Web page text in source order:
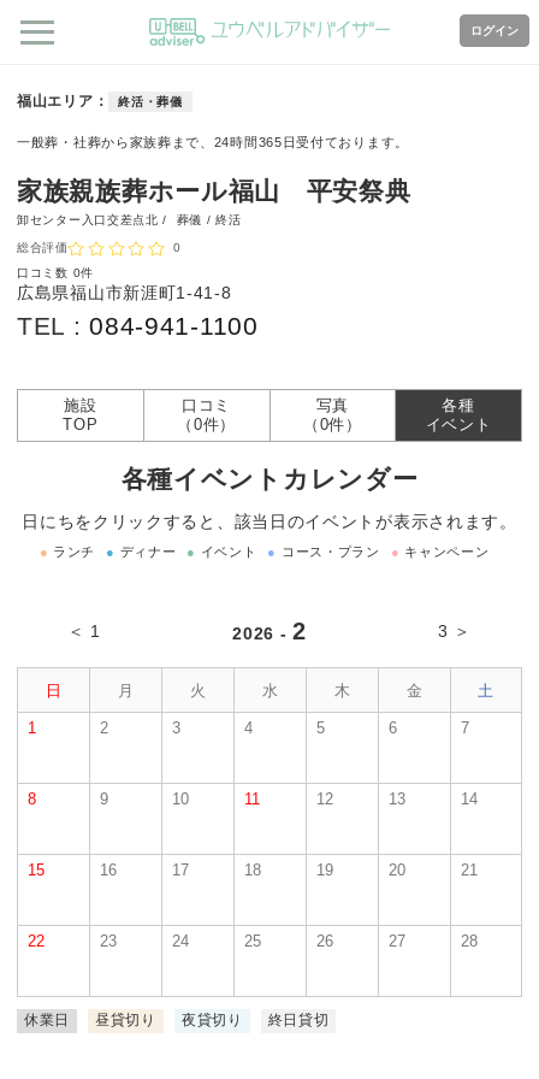
ログイン
福山エリア 終活・葬儀
一般葬・社葬から家族葬まで、24時間365日受付ております。
家族親族葬ホール福山 平安祭典
卸センター入口交差点北 / 葬儀 / 終活
総合評価
0
口コミ数 0件
広島県福山市新涯町1-41-8
TEL :084-941-1100
施設
TOP
口コミ
（0件）
写真
（0件）
各種
イベント
各種イベントカレンダー
日にちをクリックすると、該当日のイベントが表示されます。
● ランチ ● ディナー ● イベント ● コース・プラン ● キャンペーン
＜ 1 2026 -2 3 ＞
日 月 火 水 木 金 土
1 2 3 4 5 6 7
8 9 10 11 12 13 14
15 16 17 18 19 20 21
22 23 24 25 26 27 28
休業日 昼貸切り 夜貸切り 終日貸切